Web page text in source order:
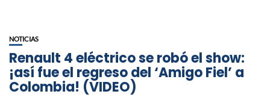
NOTICIAS
Renault 4 eléctrico se robó el show:
¡así fue el regreso del ‘Amigo Fiel’ a
Colombia! (VIDEO)